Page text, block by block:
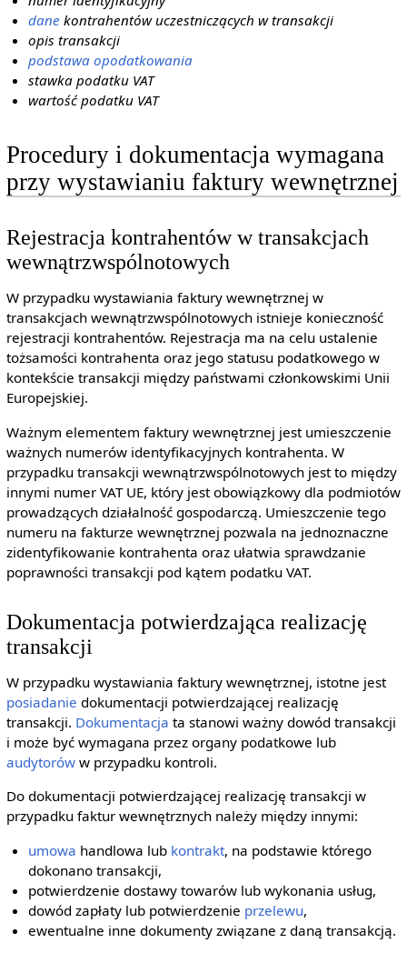
dane kontrahentów uczestniczących w transakcji
opis transakcji
podstawa opodatkowania
stawka podatku VAT
wartość podatku VAT
Procedury i dokumentacja wymagana
przy wystawianiu faktury wewnętrznej
Rejestracja kontrahentów w transakcjach
wewnątrzwspólnotowych
W przypadku wystawiania faktury wewnętrznej w
transakcjach wewnątrzwspólnotowych istnieje konieczność
rejestracji kontrahentów. Rejestracja ma na celu ustalenie
tożsamości kontrahenta oraz jego statusu podatkowego w
kontekście transakcji między państwami członkowskimi Unii
Europejskiej.
Ważnym elementem faktury wewnętrznej jest umieszczenie
ważnych numerów identyfikacyjnych kontrahenta. W
przypadku transakcji wewnątrzwspólnotowych jest to między
innymi numer VAT UE, który jest obowiązkowy dla podmiotów
prowadzących działalność gospodarczą. Umieszczenie tego
numeru na fakturze wewnętrznej pozwala na jednoznaczne
zidentyfikowanie kontrahenta oraz ułatwia sprawdzanie
poprawności transakcji pod kątem podatku VAT.
Dokumentacja potwierdzająca realizację
transakcji
W przypadku wystawiania faktury wewnętrznej, istotne jest
posiadanie dokumentacji potwierdzającej realizację
transakcji. Dokumentacja ta stanowi ważny dowód transakcji
i może być wymagana przez organy podatkowe lub
audytoróww przypadku kontroli.
Do dokumentacji potwierdzającej realizację transakcji w
przypadku faktur wewnętrznych należy między innymi:
umowa handlowa lub kontrakt, na podstawie którego
dokonano transakcji,
potwierdzenie dostawy towarów lub wykonania usług,
dowód zapłaty lub potwierdzenie przelewu,
ewentualne inne dokumenty związane z daną transakcją.